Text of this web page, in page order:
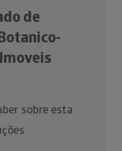
de
sobre esta